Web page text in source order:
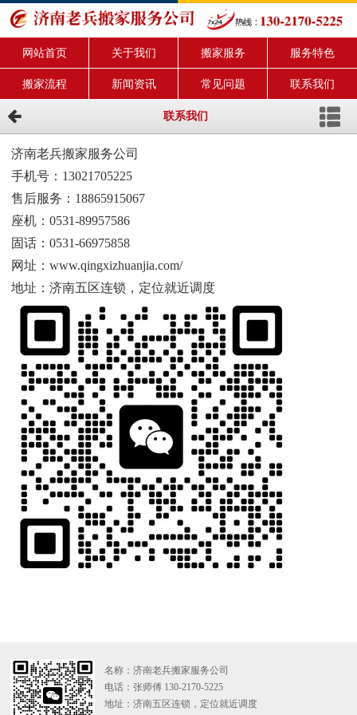
网站首页 关于我们 搬家服务 服务特色
搬家流程 新闻资讯 常见问题 联系我们
联系我们
济南老兵搬家服务公司
手机号： 13021705225
售后服务： 18865915067
座机： 0531-89957586
固话：0531-66975858
网址：www.qingxizhuanjia.com/
地址：济南五区连锁，定位就近调度
名称：济南老兵搬家服务公司
电话：张师傅 130-2170-5225
地址：济南五区连锁，定位就近调度